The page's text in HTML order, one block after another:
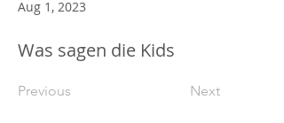
Aug 1, 2023
Was sagen die Kids
Previous Next